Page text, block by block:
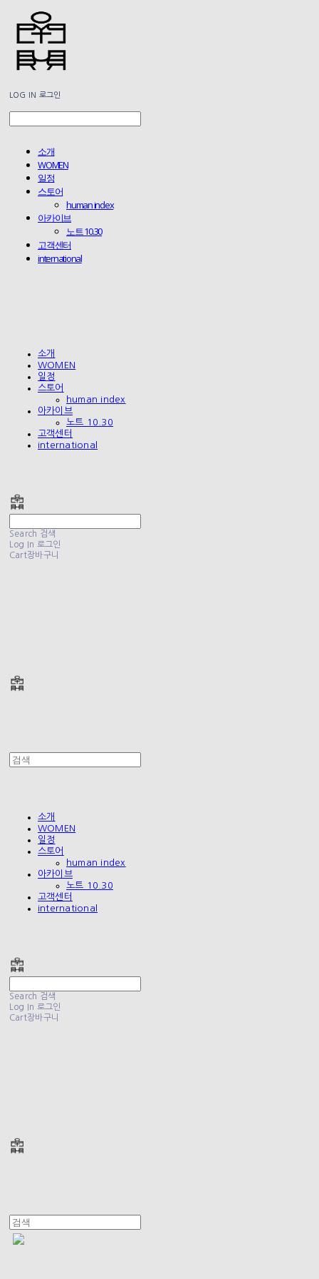
LOG IN 로그인
소개
WOMEN
일정
스토어
human index
아카이브
노트 10.30
고객센터
international
소개
WOMEN
일정
스토어
human index
아카이브
노트 10.30
고객센터
international
Search 검색
Log In 로그인
Cart장바구니
소개
WOMEN
일정
스토어
human index
아카이브
노트 10.30
고객센터
international
Search 검색
Log In 로그인
Cart장바구니